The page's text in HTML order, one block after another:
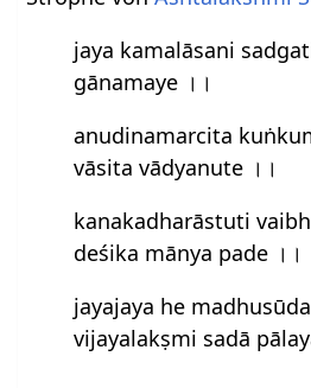
jaya kamalāsani
gānamaye ।।
anudinamarcita
vāsita vādyanute ।।
kanakadharāstuti
deśika mānya pade ।।
jayajaya he
vijayalakṣmi sadā